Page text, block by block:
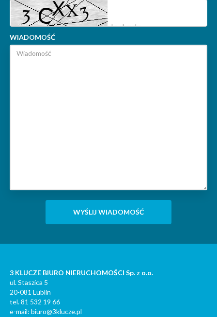
WIADOMOŚĆ
3 KLUCZE BIURO NIERUCHOMOŚCI Sp. z o.o.
ul. Staszica 5
20-081 Lublin
tel. 81 532 19 66
e-mail: biuro@3klucze.pl